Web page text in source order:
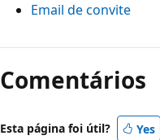
Email de convite
Comentários
Esta página foi útil? Yes